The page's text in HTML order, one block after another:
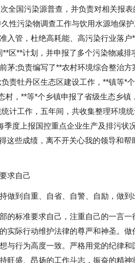
国污染源普查，并负责对相关报表
性污染物调查工作与饮用水源地保
入管，杜绝高耗能、高污染行业落户
区**计划，并申报了多个污染物减
茅;负责编写了**农村环境综合整治
责牡丹区生态区建设工作，**镇等*
村，**等*个乡镇申报了省级生态乡
计工作，五年间，共收集整理环境
季度上报国控重点企业生产及排污状
这些成绩，离不开关心我的领导和
求自己
到自重、自省、自警、自励，做到
标准要求自己，注重自己的一言一
实际行动维护法律的尊严和神圣。
与行为高度一致。严格用党的纪律
旺盛、昂扬的工作斗志，振奋的精